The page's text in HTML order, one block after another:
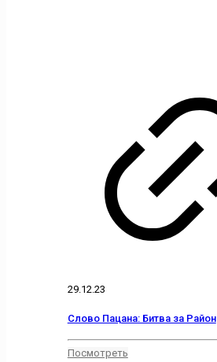
29.12.23
Слово Пацана: Битва за Район
Посмотреть